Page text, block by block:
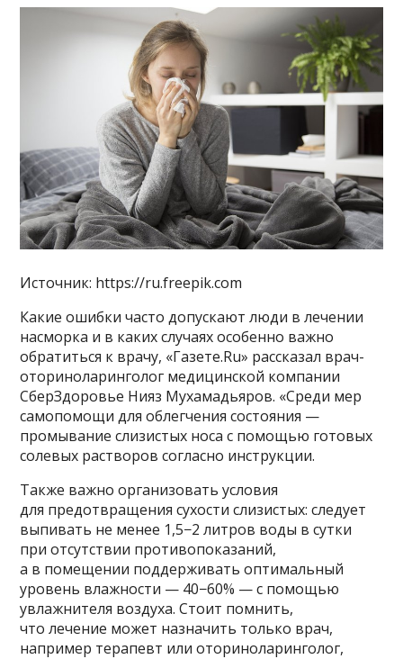
Источник: https://ru.freepik.com
Какие ошибки часто допускают люди в лечении
насморка и в каких случаях особенно важно
обратиться к врачу, «Газете.Ru» рассказал врач-
оториноларинголог медицинской компании
СберЗдоровье Нияз Мухамадьяров. «Среди мер
самопомощи для облегчения состояния —
промывание слизистых носа с помощью готовых
солевых растворов согласно инструкции.
Также важно организовать условия
для предотвращения сухости слизистых: следует
выпивать не менее 1,5−2 литров воды в сутки
при отсутствии противопоказаний,
а в помещении поддерживать оптимальный
уровень влажности — 40−60% — с помощью
увлажнителя воздуха. Стоит помнить,
что лечение может назначить только врач,
например терапевт или оториноларинголог,